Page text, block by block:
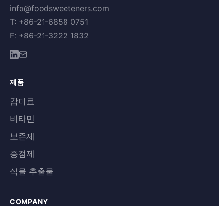
info@foodsweeteners.com
T: +86-21-6858 0751
F: +86-21-3222 1832
제품
감미료
비타민
보존제
증점제
식물 추출물
COMPANY